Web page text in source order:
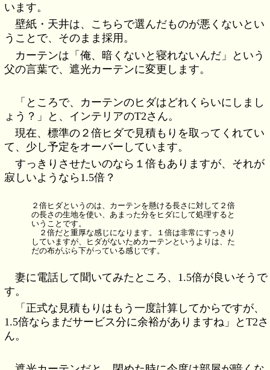
います。
壁紙・天井は、こちらで選んだものが悪くないとい
うことで、そのまま採用。
カーテンは「俺、暗くないと寝れないんだ」という
父の言葉で、遮光カーテンに変更します。
「ところで、カーテンのヒダはどれくらいにしまし
ょう？」と、インテリアのT2さん。
現在、標準の２倍ヒダで見積もりを取ってくれてい
て、少し予定をオーバーしています。
すっきりさせたいのなら１倍もありますが、それが
寂しいようなら1.5倍？
２倍ヒダというのは、カーテンを懸ける長さに対して２倍
の長さの生地を使い、あまった分をヒダにして処理すると
いうことです。
２倍だと重厚な感じになります。１倍は非常にすっきり
していますが、ヒダがないためカーテンというよりは、た
だの布がぶら下がっている感じです。
妻に電話して聞いてみたところ、1.5倍が良いそうで
す。
「正式な見積もりはもう一度計算してからですが、
1.5倍ならまだサービス分に余裕がありますね」とT2さ
ん。